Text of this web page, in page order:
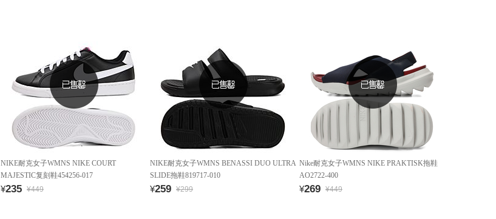
NIKE耐克女子WMNS NIKE COURT
MAJESTIC复刻鞋454256-017
¥235 ¥449
NIKE耐克女子WMNS BENASSI DUO ULTRA
SLIDE拖鞋819717-010
¥259 ¥299
Nike耐克女子WMNS NIKE PRAKTISK拖鞋
AO2722-400
¥269 ¥449